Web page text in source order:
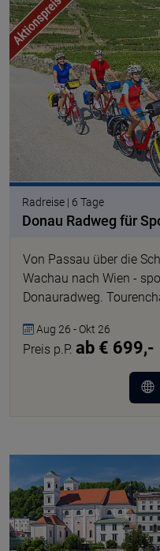
Radreise | 6 Tage
Donau Radweg für
Von Passau über die
Wachau nach Wien -
Donauradweg.
Aug 26 - Okt 26
Preis p.P. ab € 699,-